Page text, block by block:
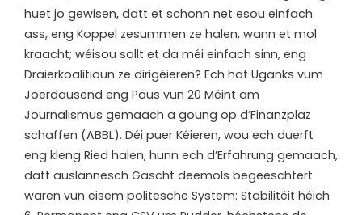
huet jo gewisen, datt et schonn net esou einfach
ass, eng Koppel zesummen ze halen, wann et mol
kraacht; wéisou sollt et da méi einfach sinn, eng
Dräierkoalitioun ze dirigéieren? Ech hat Uganks vum
Joerdausend eng Paus vun 20 Méint am
Journalismus gemaach a goung op d’Finanzplaz
schaffen (ABBL). Déi puer Kéieren, wou ech duerft
eng kleng Ried halen, hunn ech d’Erfahrung gemaach,
datt auslännesch Gäscht deemols begeeschtert
waren vun eisem politesche System: Stabilitéit héich